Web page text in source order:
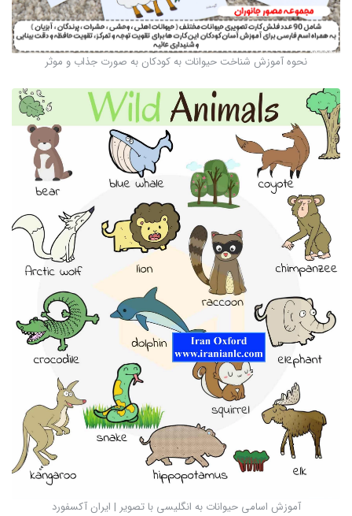
نحوه آموزش شناخت حیوانات به کودکان به صورت جذاب و موثر
آموزش اسامی حیوانات به انگلیسی با تصویر | ایران آکسفورد